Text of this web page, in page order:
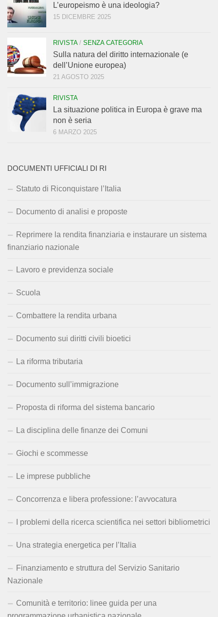
L’europeismo è una ideologia?
15 DICEMBRE 2025
RIVISTA/ SENZA CATEGORIA
Sulla natura del diritto internazionale (e
dell’Unione europea)
21 AGOSTO 2025
RIVISTA
La situazione politica in Europa è grave ma
non è seria
6 MARZO 2025
DOCUMENTI UFFICIALI DI RI
Statuto di Riconquistare l’Italia
Documento di analisi e proposte
Reprimere la rendita finanziaria e instaurare un sistema
finanziario nazionale
Lavoro e previdenza sociale
Scuola
Combattere la rendita urbana
Documento sui diritti civili bioetici
La riforma tributaria
Documento sull’immigrazione
Proposta di riforma del sistema bancario
La disciplina delle finanze dei Comuni
Giochi e scommesse
Le imprese pubbliche
Concorrenza e libera professione: l’avvocatura
I problemi della ricerca scientifica nei settori bibliometrici
Una strategia energetica per l’Italia
Finanziamento e struttura del Servizio Sanitario
Nazionale
Comunità e territorio: linee guida per una